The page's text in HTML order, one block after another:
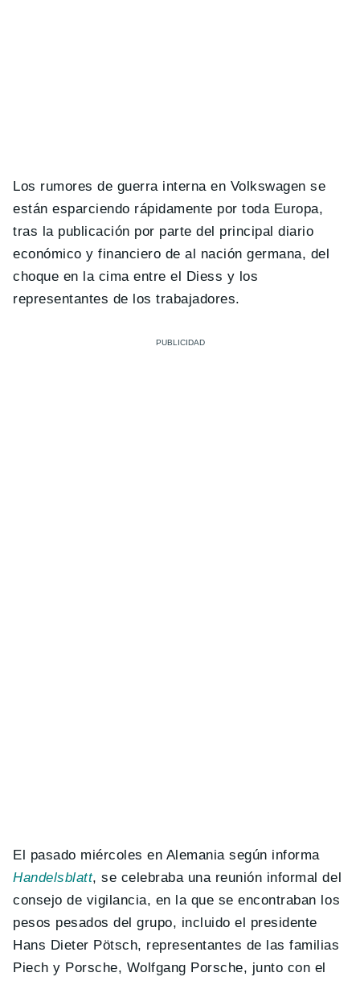
Los rumores de guerra interna en Volkswagen se
están esparciendo rápidamente por toda Europa,
tras la publicación por parte del principal diario
económico y financiero de al nación germana, del
choque en la cima entre el Diess y los
representantes de los trabajadores.
El pasado miércoles en Alemania según informa
Handelsblatt, se celebraba una reunión informal del
consejo de vigilancia, en la que se encontraban los
pesos pesados del grupo, incluido el presidente
Hans Dieter Pötsch, representantes de las familias
Piech y Porsche, Wolfgang Porsche, junto con el